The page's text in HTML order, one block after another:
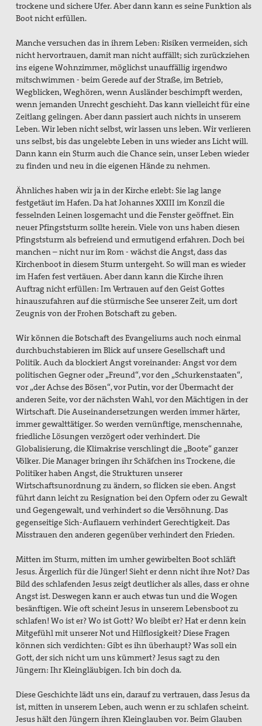
trockene und sichere Ufer. Aber dann kann es seine Funktion als
Boot nicht erfüllen.
Manche versuchen das in ihrem Leben: Risiken vermeiden, sich
nicht hervortrauen, damit man nicht auffällt; sich zurückziehen
ins eigene Wohnzimmer, möglichst unauffällig irgendwo
mitschwimmen - beim Gerede auf der Straße, im Betrieb,
Wegblicken, Weghören, wenn Ausländer beschimpft werden,
wenn jemanden Unrecht geschieht. Das kann vielleicht für eine
Zeitlang gelingen. Aber dann passiert auch nichts in unserem
Leben. Wir leben nicht selbst, wir lassen uns leben. Wir verlieren
uns selbst, bis das ungelebte Leben in uns wieder ans Licht will.
Dann kann ein Sturm auch die Chance sein, unser Leben wieder
zu finden und neu in die eigenen Hände zu nehmen.
Ähnliches haben wir ja in der Kirche erlebt: Sie lag lange
festgetäut im Hafen. Da hat Johannes XXIII im Konzil die
fesselnden Leinen losgemacht und die Fenster geöffnet. Ein
neuer Pfingststurm sollte herein. Viele von uns haben diesen
Pfingststurm als befreiend und ermutigend erfahren. Doch bei
manchen – nicht nur im Rom - wächst die Angst, dass das
Kirchenboot in diesem Sturm untergeht. So will man es wieder
im Hafen fest vertäuen. Aber dann kann die Kirche ihren
Auftrag nicht erfüllen: Im Vertrauen auf den Geist Gottes
hinauszufahren auf die stürmische See unserer Zeit, um dort
Zeugnis von der Frohen Botschaft zu geben.
Wir können die Botschaft des Evangeliums auch noch einmal
durchbuchstabieren im Blick auf unsere Gesellschaft und
Politik. Auch da blockiert Angst voreinander: Angst vor dem
politischen Gegner oder „Freund“, vor den „Schurkenstaaten“,
vor „der Achse des Bösen“, vor Putin, vor der Übermacht der
anderen Seite, vor der nächsten Wahl, vor den Mächtigen in der
Wirtschaft. Die Auseinandersetzungen werden immer härter,
immer gewalttätiger. So werden vernünftige, menschennahe,
friedliche Lösungen verzögert oder verhindert. Die
Globalisierung, die Klimakrise verschlingt die „Boote“ ganzer
Völker. Die Manager bringen ihr Schäfchen ins Trockene, die
Politiker haben Angst, die Strukturen unserer
Wirtschaftsunordnung zu ändern, so flicken sie eben. Angst
führt dann leicht zu Resignation bei den Opfern oder zu Gewalt
und Gegengewalt, und verhindert so die Versöhnung. Das
gegenseitige Sich-Auflauern verhindert Gerechtigkeit. Das
Misstrauen den anderen gegenüber verhindert den Frieden.
Mitten im Sturm, mitten im umher gewirbelten Boot schläft
Jesus. Ärgerlich für die Jünger! Sieht er denn nicht ihre Not? Das
Bild des schlafenden Jesus zeigt deutlicher als alles, dass er ohne
Angst ist. Deswegen kann er auch etwas tun und die Wogen
besänftigen. Wie oft scheint Jesus in unserem Lebensboot zu
schlafen! Wo ist er? Wo ist Gott? Wo bleibt er? Hat er denn kein
Mitgefühl mit unserer Not und Hilflosigkeit? Diese Fragen
können sich verdichten: Gibt es ihn überhaupt? Was soll ein
Gott, der sich nicht um uns kümmert? Jesus sagt zu den
Jüngern: Ihr Kleingläubigen. Ich bin doch da.
Diese Geschichte lädt uns ein, darauf zu vertrauen, dass Jesus da
ist, mitten in unserem Leben, auch wenn er zu schlafen scheint.
Jesus hält den Jüngern ihren Kleinglauben vor. Beim Glauben